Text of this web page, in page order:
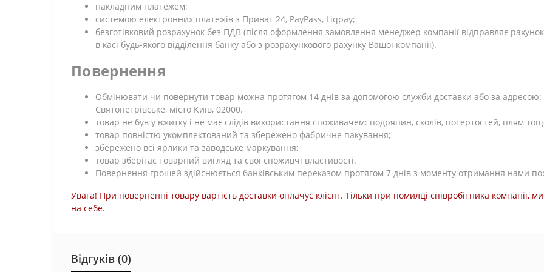
накладним платежем;
системою електронних платежів з Приват 24, PayPass, Liqpay;
безготівковий розрахунок без ПДВ (після оформлення замовлення менеджер компанії відправляє
в касі будь-якого відділення банку або з розрахункового рахунку Вашої компанії).
Повернення
Обмінювати чи повернути товар можна протягом 14 днів за допомогою служби доставки або за адресою:
Святопетрівське, місто Київ, 02000.
товар не був у вжитку і не має слідів використання споживачем: подряпин, сколів, потертостей, плям
товар повністю укомплектований та збережено фабричне пакування;
збережено всі ярлики та заводське маркування;
товар зберігає товарний вигляд та свої споживчі властивості.
Повернення грошей здійснюється банківським переказом протягом 7 днів з моменту отримання нами
Увага! При поверненні товару вартість доставки оплачує клієнт. Тільки при помилці співробітника
на себе.
Відгуків (0)